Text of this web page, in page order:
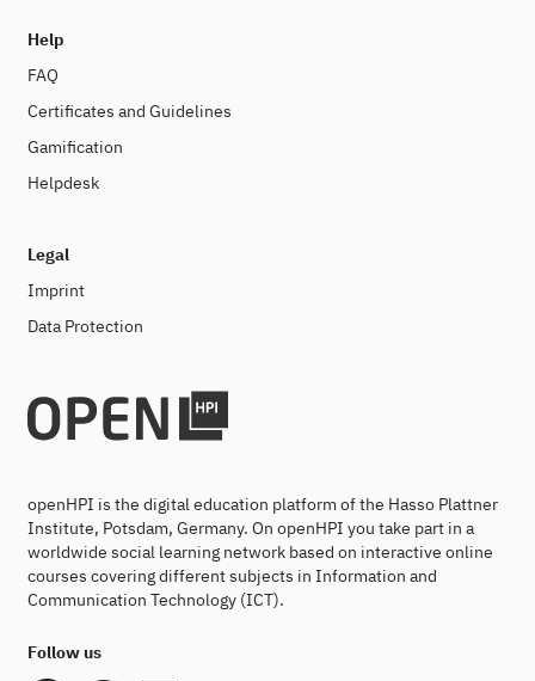
Help
FAQ
Certificates and Guidelines
Gamification
Helpdesk
Legal
Imprint
Data Protection
openHPI is the digital education platform of the Hasso Plattner
Institute, Potsdam, Germany. On openHPI you take part in a
worldwide social learning network based on interactive online
courses covering different subjects in Information and
Communication Technology (ICT).
Follow us